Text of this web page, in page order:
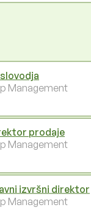
Management
prodaje
Management
izvršni direktor
Management